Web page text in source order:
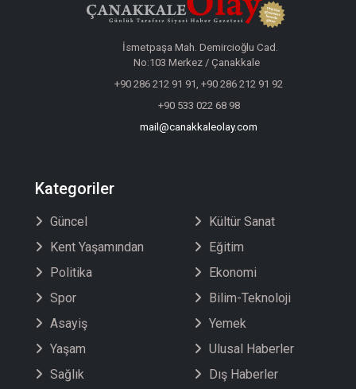
İsmetpaşa Mah. Demircioğlu Cad.
No:103 Merkez / Çanakkale
+90 286 212 91 91, +90 286 212 91 92
+90 533 022 68 98
mail@canakkaleolay.com
Kategoriler
Güncel
Kent Yaşamından
Politika
Spor
Asayiş
Yaşam
Sağlık
Kültür Sanat
Eğitim
Ekonomi
Bilim-Teknoloji
Yemek
Ulusal Haberler
Dış Haberler